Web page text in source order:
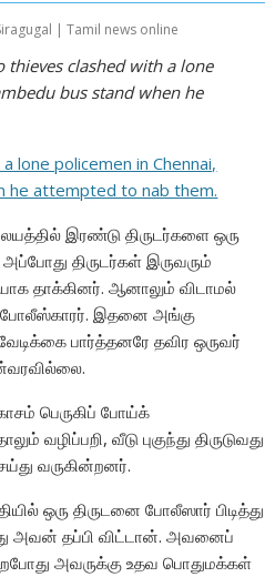
| Tamil news online
thieves clashed with a lone
bus stand when he
இரண்டு திருடர்களை ஒரு
திருடர்கள் இருவரும்
தாக்கினர். ஆனாலும் விடாமல்
போலீஸ்காரர். இதனை அங்கு
பார்த்தனரே தவிர ஒருவர்
பெருகிப் போய்க்
வழிப்பறி, வீடு புகுந்து திருடுவது
வருகின்றனர்.
ஒரு திருடனை போலீஸார் பிடித்து
அவன் தப்பி விட்டான். அவனைப்
அவருக்கு உதவ பொதுமக்கள்